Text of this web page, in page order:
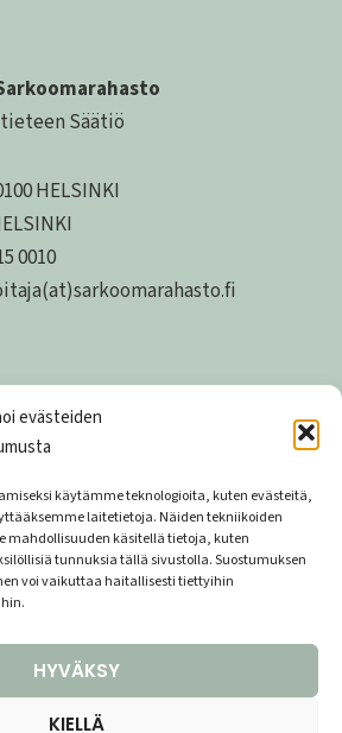
evästeiden
käytämme teknologioita, kuten evästeitä,
laitetietoja. Näiden tekniikoiden
mahdollisuuden käsitellä tietoja, kuten
tunnuksia tällä sivustolla. Suostumuksen
voi vaikuttaa haitallisesti tiettyihin
HYVÄKSY
KIELLÄ
Säätiö
HELSINKI
0010
tietosuojaseloste